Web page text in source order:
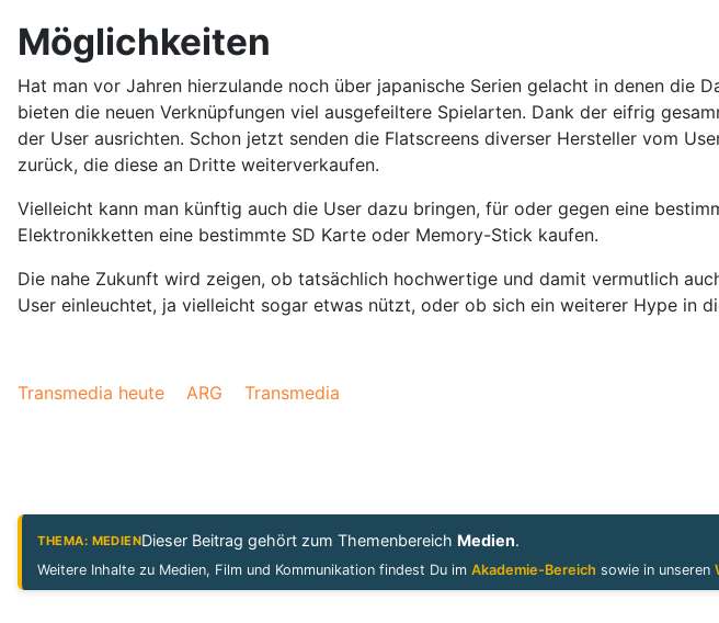
Möglichkeiten
Hat man vor Jahren hierzulande noch über japanische Serien gelacht in denen die
bieten die neuen Verknüpfungen viel ausgefeiltere Spielarten. Dank der eifrig
der User ausrichten. Schon jetzt senden die Flatscreens diverser Hersteller vom
zurück, die diese an Dritte weiterverkaufen.
Vielleicht kann man künftig auch die User dazu bringen, für oder gegen eine
Elektronikketten eine bestimmte SD Karte oder Memory-Stick kaufen.
Die nahe Zukunft wird zeigen, ob tatsächlich hochwertige und damit vermutlich
User einleuchtet, ja vielleicht sogar etwas nützt, oder ob sich ein weiterer Hype in
Transmedia heute ARG Transmedia
THEMA: MEDIENDieser Beitrag gehört zum Themenbereich Medien.
Weitere Inhalte zu Medien, Film und Kommunikation findest Du imAkademie-Bereich sowie in unseren